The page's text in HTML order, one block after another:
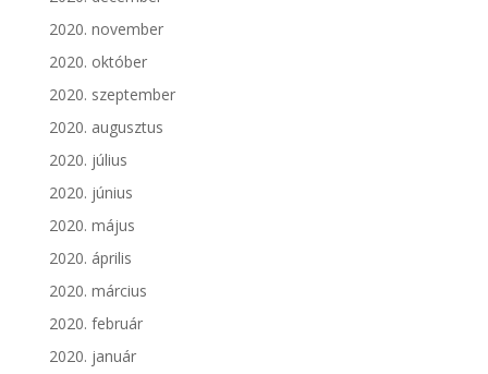
2020. november
2020. október
2020. szeptember
2020. augusztus
2020. július
2020. június
2020. május
2020. április
2020. március
2020. február
2020. január